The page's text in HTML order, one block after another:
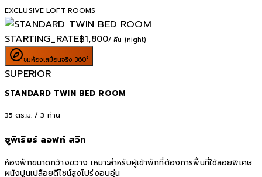
EXCLUSIVE LOFT ROOMS
STARTING_RATE฿1,800/ คืน (night)
ชมห้องเสมือนจริง 360°
SUPERIOR
STANDARD TWIN BED ROOM
35 ตร.ม. /3 ท่าน
ซูพีเรียร์ ลอฟท์ สวีท
ห้องพักขนาดกว้างขวาง เหมาะสำหรับผู้เข้าพักที่ต้องการพื้นที่ใช้สอยพิเศษ
ผนังปูนเปลือยดีไซน์สูงโปร่งอบอุ่น